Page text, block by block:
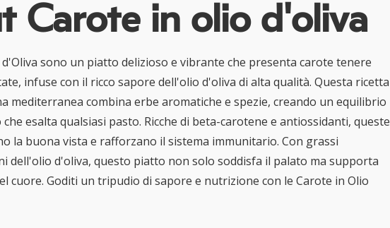
Carote in olio d'oliva
sono un piatto delizioso e vibrante che presenta carote tenere
infuse con il ricco sapore dell'olio d'oliva di alta qualità. Questa ricetta
mediterranea combina erbe aromatiche e spezie, creando un equilibrio
esalta qualsiasi pasto. Ricche di beta-carotene e antiossidanti, queste
la buona vista e rafforzano il sistema immunitario. Con grassi
dell'olio d'oliva, questo piatto non solo soddisfa il palato ma supporta
cuore. Goditi un tripudio di sapore e nutrizione con le Carote in Olio